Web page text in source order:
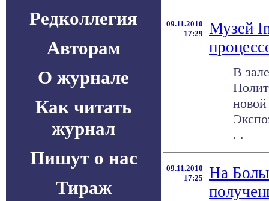
Редколлегия
Авторам
О журнале
Как читать
журнал
Пишут о нас
Тираж
09.11.2010
17:29
Музей
В
. .
09.11.2010
17:25
На